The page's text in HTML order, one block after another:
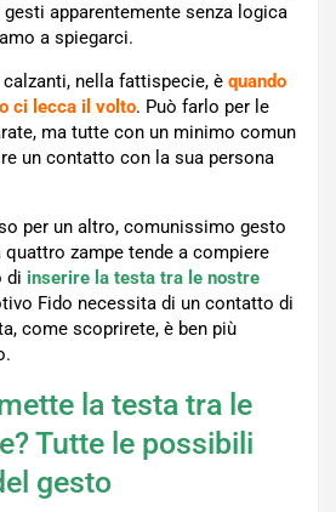
apparentemente senza logica
a spiegarci.
nella fattispecie, è quando
ci lecca il volto. Può farlo per le
ma tutte con un minimo comun
un contatto con la sua persona
per un altro, comunissimo gesto
zampe tende a compiere
di inserire la testa tra le nostre
Fido necessita di un contatto di
come scoprirete, è ben più
la testa tra le
Tutte le possibili
gesto